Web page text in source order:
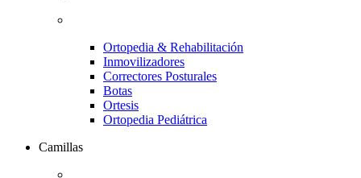
Ortopedia & Rehabilitación
Inmovilizadores
Correctores Posturales
Botas
Ortesis
Ortopedia Pediátrica
Camillas